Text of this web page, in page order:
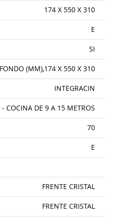
174 X 550 X 310
E
SI
(MM),174 X 550 X 310
INTEGRACIN
- COCINA DE 9 A 15 METROS
70
E
FRENTE CRISTAL
FRENTE CRISTAL